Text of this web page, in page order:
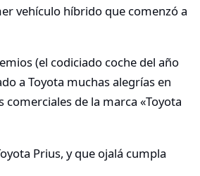
vehículo híbrido que comenzó a
(el codiciado coche del año
a Toyota muchas alegrías en
de la marca «Toyota
Prius, y que ojalá cumpla